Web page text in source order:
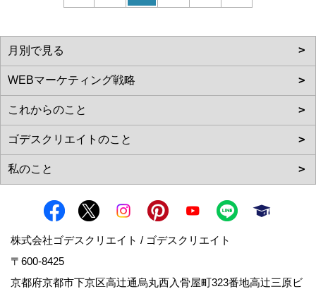
株式会社ゴデスクリエイト / ゴデスクリエイト
〒600-8425
京都府京都市下京区高辻通烏丸西入骨屋町323番地高辻三原ビ